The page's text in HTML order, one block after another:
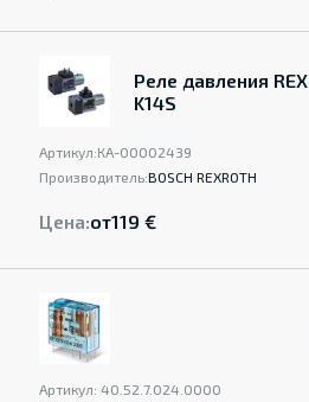
Реле давления
K14S
Артикул:КА-00002439
Производитель:BOSCH REXROTH
Цена:от119 €
Артикул: 40.52.7.024.0000